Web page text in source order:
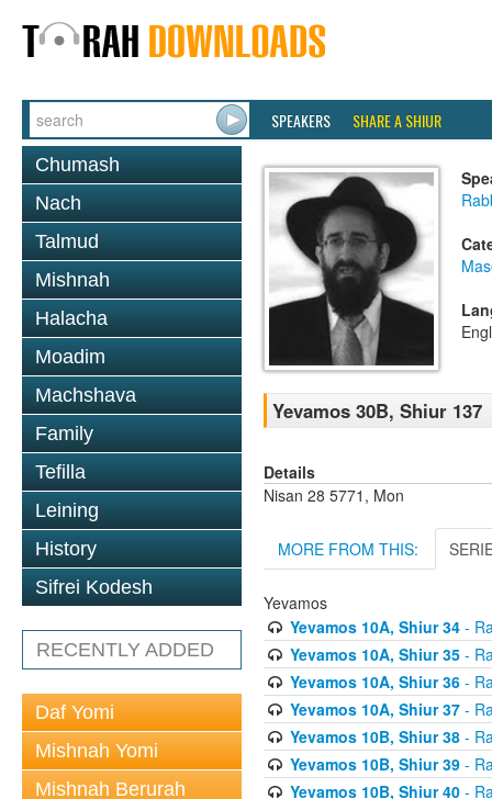
SPEAKERS SHARE A SHIUR
Chumash
Nach
Talmud
Mishnah
Halacha
Moadim
Machshava
Family
Tefilla
Leining
History
Sifrei Kodesh
RECENTLY ADDED
Daf Yomi
Mishnah Yomi
Mishnah Berurah
Yevamos 30B, Shiur 137
Details
Nisan 28 5771, Mon
MORE FROM THIS:
Yevamos
Yevamos 10A, Shiur 34-
Yevamos 10A, Shiur 35-
Yevamos 10A, Shiur 36-
Yevamos 10A, Shiur 37-
Yevamos 10B, Shiur 38-
Yevamos 10B, Shiur 39-
Yevamos 10B, Shiur 40-